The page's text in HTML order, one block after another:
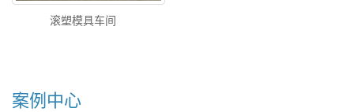
滚塑模具车间
案例中心